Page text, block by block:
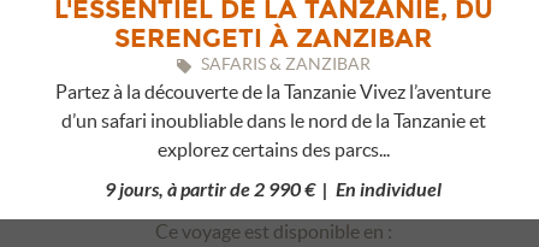
L'ESSENTIEL DE LA TANZANIE, DU
SERENGETI À ZANZIBAR
SAFARIS & ZANZIBAR
Partez à la découverte de la Tanzanie Vivez l’aventure
d’un safari inoubliable dans le nord de la Tanzanie et
explorez certains des parcs...
9 jours, à partir de 2 990 € | En individuel
Ce voyage est disponible en :